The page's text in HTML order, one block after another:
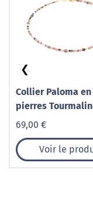
Collier Paloma en
pierres
69,00 €
Voir le
❮